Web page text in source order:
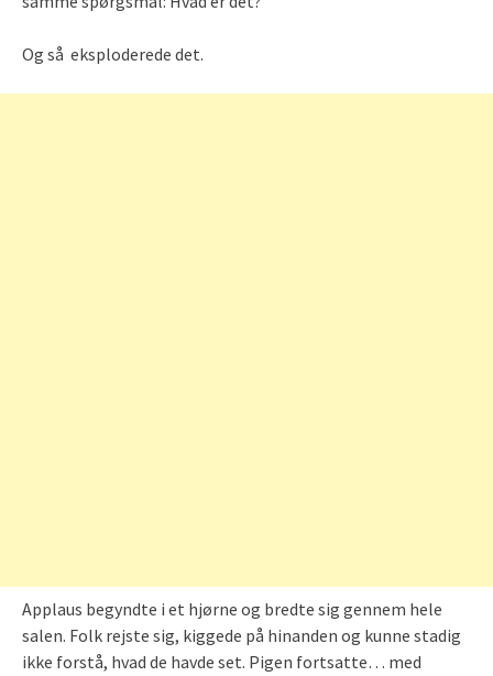
Og så eksploderede det.
Applaus begyndte i et hjørne og bredte sig gennem hele
salen. Folk rejste sig, kiggede på hinanden og kunne stadig
ikke forstå, hvad de havde set. Pigen fortsatte… med